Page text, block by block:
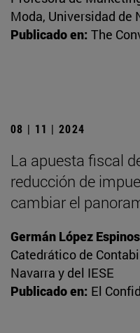
Moda, Universidad de
Publicado en: The
08 | 11 | 2024
La apuesta fiscal
reducción de
cambiar el
Germán López
Catedrático de
Navarra y del IESE
Publicado en: El